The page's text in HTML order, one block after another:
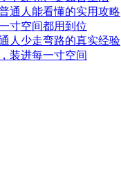
通人能看懂的实用攻略
寸空间都用到位
人少走弯路的真实经验
装进每一寸空间